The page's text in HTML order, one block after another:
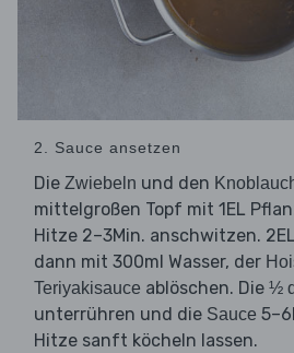
2. Sauce ansetzen
Die Zwiebeln und den
mittelgroßen Topf mit 1EL
Hitze 2–3Min. anschwitzen.
dann mit 300ml Wasser, der
Teriyakisauce ablöschen. Die ½
unterrühren und die Sauce
Hitze sanft köcheln lassen.